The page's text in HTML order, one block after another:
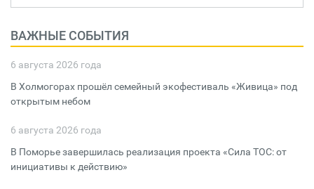
ВАЖНЫЕ СОБЫТИЯ
6 августа 2026 года
В Холмогорах прошёл семейный экофестиваль «Живица» под
открытым небом
6 августа 2026 года
В Поморье завершилась реализация проекта «Сила ТОС: от
инициативы к действию»